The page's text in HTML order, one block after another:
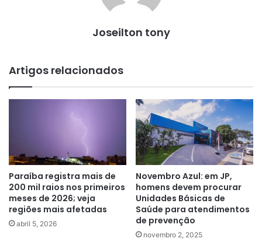
Joseilton tony
Artigos relacionados
Paraíba registra mais de
200 mil raios nos primeiros
meses de 2026; veja
regiões mais afetadas
abril 5, 2026
Novembro Azul: em JP,
homens devem procurar
Unidades Básicas de
Saúde para atendimentos
de prevenção
novembro 2, 2025